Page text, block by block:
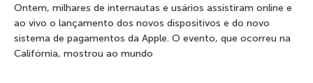
Ontem, milhares de internautas e usários assistiram online e
ao vivo o lançamento dos novos dispositivos e do novo
sistema de pagamentos da Apple. O evento, que ocorreu na
Califórnia, mostrou ao mundo